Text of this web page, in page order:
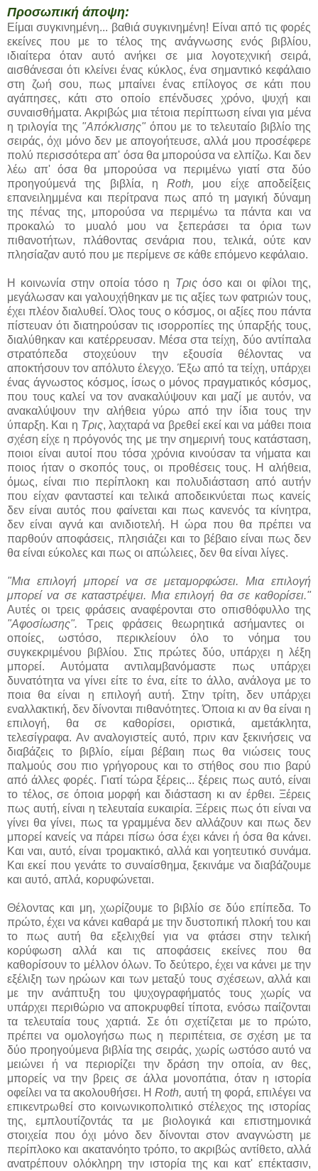
Προσωπική άποψη:
Είμαι συγκινημένη... βαθιά συγκινημένη! Είναι από τις φορές
εκείνες που με το τέλος της ανάγνωσης ενός βιβλίου,
ιδιαίτερα όταν αυτό ανήκει σε μια λογοτεχνική σειρά,
αισθάνεσαι ότι κλείνει ένας κύκλος, ένα σημαντικό κεφάλαιο
στη ζωή σου, πως μπαίνει ένας επίλογος σε κάτι που
αγάπησες, κάτι στο οποίο επένδυσες χρόνο, ψυχή και
συναισθήματα. Ακριβώς μια τέτοια περίπτωση είναι για μένα
η τριλογία της "Απόκλισης" όπου με το τελευταίο βιβλίο της
σειράς, όχι μόνο δεν με απογοήτευσε, αλλά μου προσέφερε
πολύ περισσότερα απ' όσα θα μπορούσα να ελπίζω. Και δεν
λέω απ' όσα θα μπορούσα να περιμένω γιατί στα δύο
προηγούμενά της βιβλία, ηRoth, μου είχε αποδείξεις
επανειλημμένα και περίτρανα πως από τη μαγική δύναμη
της πένας της, μπορούσα να περιμένω τα πάντα και να
προκαλώ το μυαλό μου να ξεπεράσει τα όρια των
πιθανοτήτων, πλάθοντας σενάρια που, τελικά, ούτε καν
πλησίαζαν αυτό που με περίμενε σε κάθε επόμενο κεφάλαιο.
Η κοινωνία στην οποία τόσο η Τριςόσο και οι φίλοι της,
μεγάλωσαν και γαλουχήθηκαν με τις αξίες των φατριών τους,
έχει πλέον διαλυθεί. Όλος τους ο κόσμος, οι αξίες που πάντα
πίστευαν ότι διατηρούσαν τις ισορροπίες της ύπαρξής τους,
διαλύθηκαν και κατέρρευσαν. Μέσα στα τείχη, δύο αντίπαλα
στρατόπεδα στοχεύουν την εξουσία θέλοντας να
αποκτήσουν τον απόλυτο έλεγχο. Έξω από τα τείχη, υπάρχει
ένας άγνωστος κόσμος, ίσως ο μόνος πραγματικός κόσμος,
που τους καλεί να τον ανακαλύψουν και μαζί με αυτόν, να
ανακαλύψουν την αλήθεια γύρω από την ίδια τους την
ύπαρξη. Και η Τρις, λαχταρά να βρεθεί εκεί και να μάθει ποια
σχέση είχε η πρόγονός της με την σημερινή τους κατάσταση,
ποιοι είναι αυτοί που τόσα χρόνια κινούσαν τα νήματα και
ποιος ήταν ο σκοπός τους, οι προθέσεις τους. Η αλήθεια,
όμως, είναι πιο περίπλοκη και πολυδιάσταση από αυτήν
που είχαν φανταστεί και τελικά αποδεικνύεται πως κανείς
δεν είναι αυτός που φαίνεται και πως κανενός τα κίνητρα,
δεν είναι αγνά και ανιδιοτελή. Η ώρα που θα πρέπει να
παρθούν αποφάσεις, πλησιάζει και το βέβαιο είναι πως δεν
θα είναι εύκολες και πως οι απώλειες, δεν θα είναι λίγες.
"Μια επιλογή μπορεί να σε μεταμορφώσει. Μια επιλογή
μπορεί να σε καταστρέψει. Μια επιλογή θα σε καθορίσει."
Αυτές οι τρεις φράσεις αναφέρονται στο οπισθόφυλλο της
"Αφοσίωσης". Τρεις φράσεις θεωρητικά ασήμαντες οι
οποίες, ωστόσο, περικλείουν όλο το νόημα του
συγκεκριμένου βιβλίου. Στις πρώτες δύο, υπάρχει η λέξη
μπορεί. Αυτόματα αντιλαμβανόμαστε πως υπάρχει
δυνατότητα να γίνει είτε το ένα, είτε το άλλο, ανάλογα με το
ποια θα είναι η επιλογή αυτή. Στην τρίτη, δεν υπάρχει
εναλλακτική, δεν δίνονται πιθανότητες. Όποια κι αν θα είναι η
επιλογή, θα σε καθορίσει, οριστικά, αμετάκλητα,
τελεσίγραφα. Αν αναλογιστείς αυτό, πριν καν ξεκινήσεις να
διαβάζεις το βιβλίο, είμαι βέβαιη πως θα νιώσεις τους
παλμούς σου πιο γρήγορους και το στήθος σου πιο βαρύ
από άλλες φορές. Γιατί τώρα ξέρεις... ξέρεις πως αυτό, είναι
το τέλος, σε όποια μορφή και διάσταση κι αν έρθει. Ξέρεις
πως αυτή, είναι η τελευταία ευκαιρία. Ξέρεις πως ότι είναι να
γίνει θα γίνει, πως τα γραμμένα δεν αλλάζουν και πως δεν
μπορεί κανείς να πάρει πίσω όσα έχει κάνει ή όσα θα κάνει.
Και ναι, αυτό, είναι τρομακτικό, αλλά και γοητευτικό συνάμα.
Και εκεί που γενάτε το συναίσθημα, ξεκινάμε να διαβάζουμε
και αυτό, απλά, κορυφώνεται.
Θέλοντας και μη, χωρίζουμε το βιβλίο σε δύο επίπεδα. Το
πρώτο, έχει να κάνει καθαρά με την δυστοπική πλοκή του και
το πως αυτή θα εξελιχθεί για να φτάσει στην τελική
κορύφωση αλλά και τις αποφάσεις εκείνες που θα
καθορίσουν το μέλλον όλων. Το δεύτερο, έχει να κάνει με την
εξέλιξη των ηρώων και των μεταξύ τους σχέσεων, αλλά και
με την ανάπτυξη του ψυχογραφήματός τους χωρίς να
υπάρχει περιθώριο να αποκρυφθεί τίποτα, ενόσω παίζονται
τα τελευταία τους χαρτιά. Σε ότι σχετίζεται με το πρώτο,
πρέπει να ομολογήσω πως η περιπέτεια, σε σχέση με τα
δύο προηγούμενα βιβλία της σειράς, χωρίς ωστόσο αυτό να
μειώνει ή να περιορίζει την δράση την οποία, αν θες,
μπορείς να την βρεις σε άλλα μονοπάτια, όταν η ιστορία
οφείλει να τα ακολουθήσει. Η Roth, αυτή τη φορά, επιλέγει να
επικεντρωθεί στο κοινωνικοπολιτικό στέλεχος της ιστορίας
της, εμπλουτίζοντάς τα με βιολογικά και επιστημονικά
στοιχεία που όχι μόνο δεν δίνονται στον αναγνώστη με
περίπλοκο και ακατανόητο τρόπο, το ακριβώς αντίθετο, αλλά
ανατρέπουν ολόκληρη την ιστορία της και κατ' επέκτασιν,